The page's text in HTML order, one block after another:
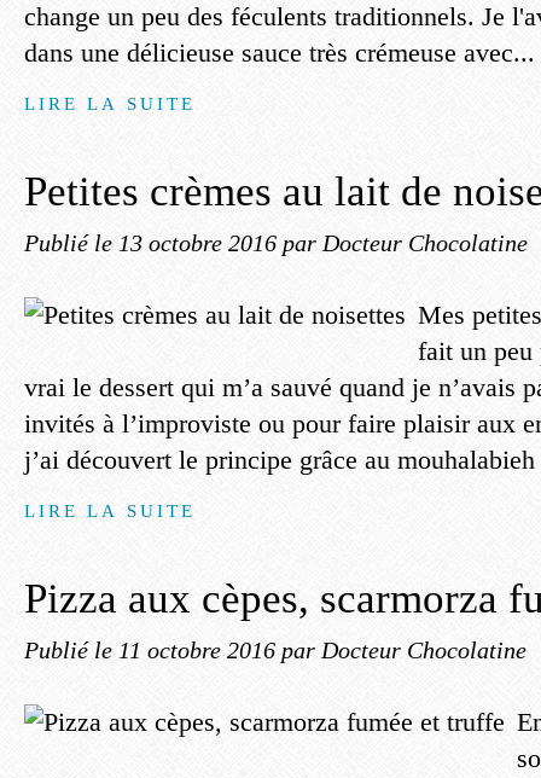
change un peu des féculents traditionnels. Je
dans une délicieuse sauce très crémeuse avec...
LIRE LA SUITE
Petites crèmes au lait de
Publié le 13 octobre 2016 par Docteur Chocolatine
Mes
fait un peu
vrai le dessert qui m’a sauvé quand je n’avais
invités à l’improviste ou pour faire plaisir aux
j’ai découvert le principe grâce au mouhalabieh
LIRE LA SUITE
Pizza aux cèpes, scarmorza
Publié le 11 octobre 2016 par Docteur Chocolatine